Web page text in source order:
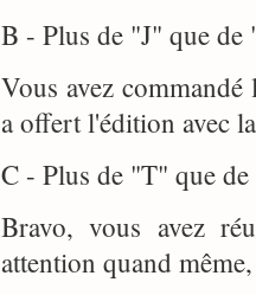
B - Plus de "J" que de
Vous avez
a offert l'édition avec
C - Plus de "T" que
Bravo, vous avez
attention quand